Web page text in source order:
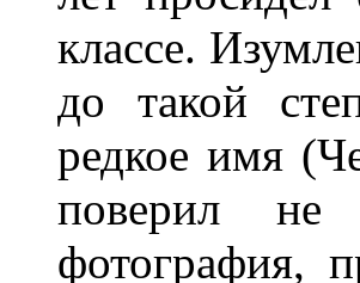
классе.
до такой
редкое имя
поверил не
фотография,